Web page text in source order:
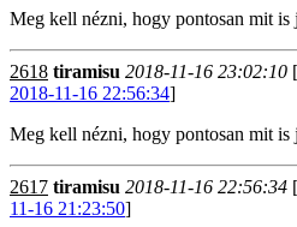
Meg kell nézni, hogy pontosan mit is
2618 tiramisu 2018-11-16 23:02:10
2018-11-16 22:56:34]
Meg kell nézni, hogy pontosan mit is
2617 tiramisu 2018-11-16 22:56:34
11-16 21:23:50]